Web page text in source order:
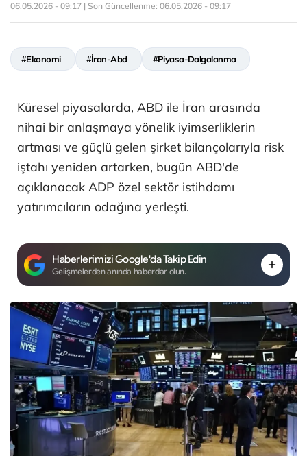
06.05.2026 - 09:17 | Son Güncellenme: 06.05.2026 - 09:17
#Ekonomi #İran-Abd #Piyasa-Dalgalanma
Küresel piyasalarda, ABD ile İran arasında
nihai bir anlaşmaya yönelik iyimserliklerin
artması ve güçlü gelen şirket bilançolarıyla risk
iştahı yeniden artarken, bugün ABD'de
açıklanacak ADP özel sektör istihdamı
yatırımcıların odağına yerleşti.
Haberlerimizi Google'da Takip Edin
Gelişmelerden anında haberdar olun.